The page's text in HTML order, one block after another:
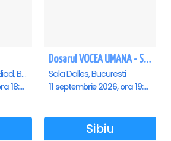
Sala Recital - Casa Eliad, Bucuresti
11 septembrie 2026, ora 18:00
Dosarul VOCEA UMANA - Sala Dalles
Sala Dalles, Bucuresti
11 septembrie 2026, ora 19:30
Sibiu